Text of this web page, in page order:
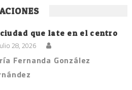
que late en el centro
28, 2026
Fernanda González